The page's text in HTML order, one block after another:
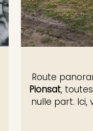
Route
Pionsat,
nulle part. Ici,